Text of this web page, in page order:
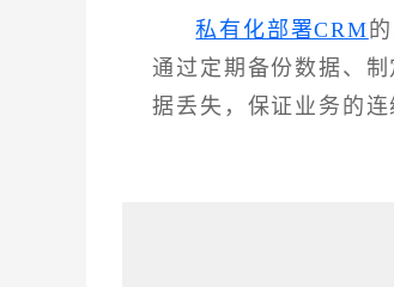
私有化部署CRM
通过定期备份数据、
据丢失，保证业务的连